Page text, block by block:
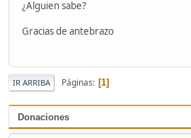
Donaciones
¿Alguien sabe?
Gracias de antebrazo
IR ARRIBA Páginas 1